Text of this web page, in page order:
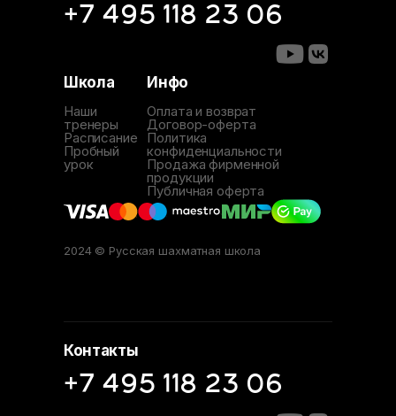
2024 © Русская шахматная школа
Школа
Наши
тренеры
Расписание
Пробный
урок
Инфо
Оплата и возврат
Договор-оферта
Политика
конфиденциальности
Продажа фирменной
продукции
Публичная оферта
+7 495 118 23 06
Контакты
+7 495 118 23 06